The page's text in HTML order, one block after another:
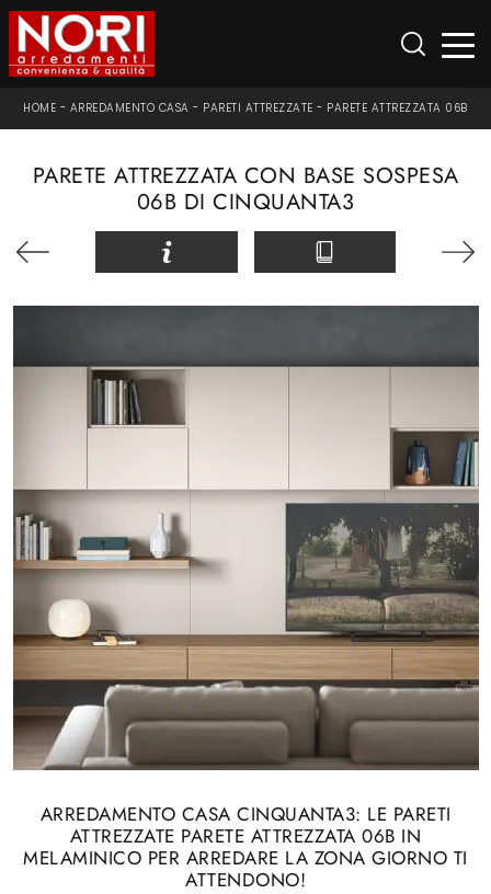
HOME - ARREDAMENTO CASA - PARETI ATTREZZATE - PARETE ATTREZZATA 06B
PARETE ATTREZZATA CON BASE SOSPESA
06B DI CINQUANTA3
ARREDAMENTO CASA CINQUANTA3: LE PARETI
ATTREZZATE PARETE ATTREZZATA 06B IN
MELAMINICO PER ARREDARE LA ZONA GIORNO TI
ATTENDONO!